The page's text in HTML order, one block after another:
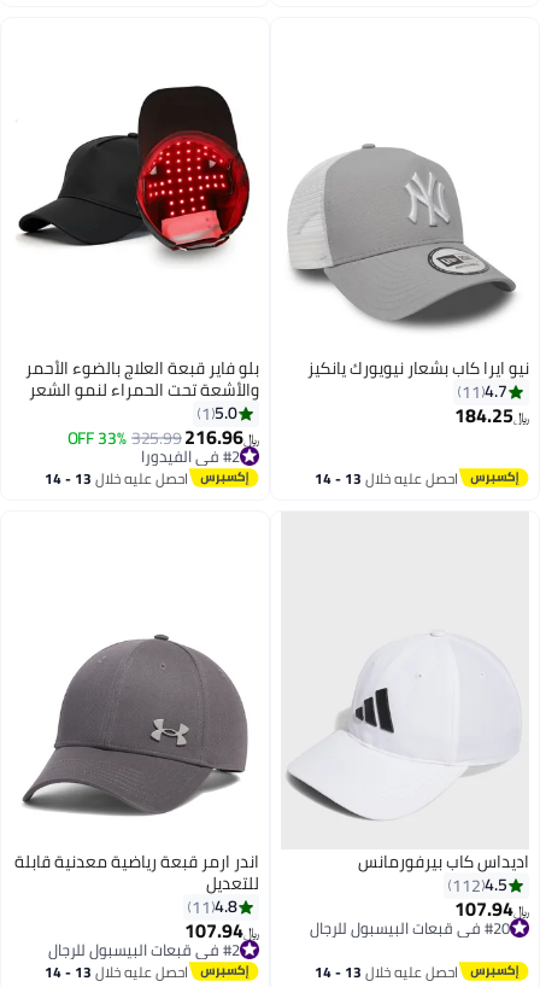
نيو ايرا كاب بشعار نيويورك يانكيز
4.7
11
﷼‏184.25
احصل عليه خلال 13 - 14
بلو فاير قبعة العلاج بالضوء الأحمر
والأشعة تحت الحمراء لنمو الشعر
السريع – 56 لمبة LED بموجات
450nm و660nm و850nm – 4
أوضاع ذكية – بطارية قابلة للشحن –
لوحة ضوئية صديقة للبشرة – جهاز
لعلاج تساقط الشعر وإعادة نموه
5.0
1
﷼‏216.96
325.99
33% OFF #2 في الفيدورا
تم بيع +10 مؤخرًا
#2 في الفيدورا احصل عليه خلال 13 - 14
4
اديداس كاب بيرفورمانس
4.5
112
﷼‏107.94
#20 في قبعات البيسبول للرجال
احصل عليه خلال 13 - 14
اندر ارمر قبعة رياضية معدنية قابلة
للتعديل
4.8
11
﷼‏107.94
#2 في قبعات البيسبول للرجال
تم بيع +20 مؤخرًا
#2 في قبعات البيسبول للرجال احصل عليه خلال 13 - 14